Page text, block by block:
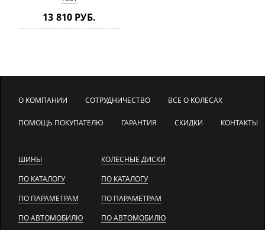
13 810 РУБ.
О КОМПАНИИ СОТРУДНИЧЕСТВО ВСЕ О КОЛЕСАХ
ПОМОЩЬ ПОКУПАТЕЛЮ ГАРАНТИЯ СКИДКИ КОНТАКТЫ
ШИНЫ
ПО КАТАЛОГУ
ПО ПАРАМЕТРАМ
ПО АВТОМОБИЛЮ
КОЛЕСНЫЕ ДИСКИ
ПО КАТАЛОГУ
ПО ПАРАМЕТРАМ
ПО АВТОМОБИЛЮ